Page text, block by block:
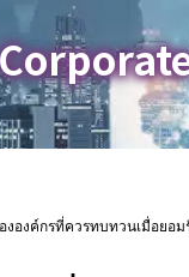
ซเบอร์
งองค์กรที่ควรทบทวนเมื่อยอ